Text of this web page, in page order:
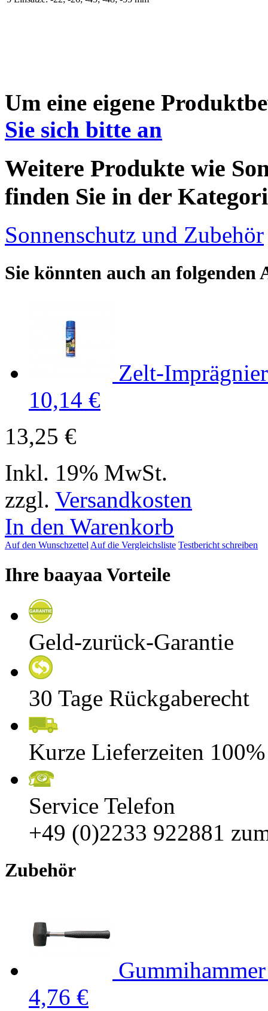
Um eine eigene
Sie sich bitte an
Weitere Produkte wie
finden Sie in der
Sonnenschutz und Zubehör
Sie könnten auch an
Zelt-
10,14 €
13,25 €
Inkl. 19% MwSt.
zzgl. Versandkosten
In den Warenkorb
Auf den Wunschzettel Auf die Vergleichsliste Testbericht schreiben
Ihre baayaa Vorteile
Geld-zurück-Garantie
30 Tage Rückgaberecht
Kurze Lieferzeiten
Service Telefon
+49 (0)2233 922881
Zubehör
4,76 €